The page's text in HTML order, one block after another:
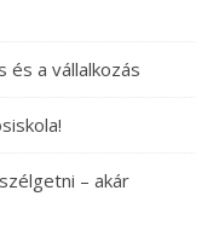
és a vállalkozás
– akár